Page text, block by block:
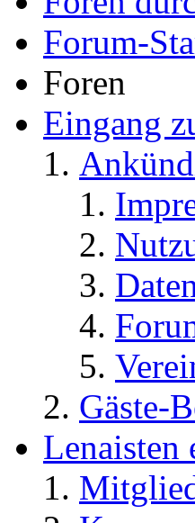
Forum-
Foren
Eingang
Gäste-
Lenaisten